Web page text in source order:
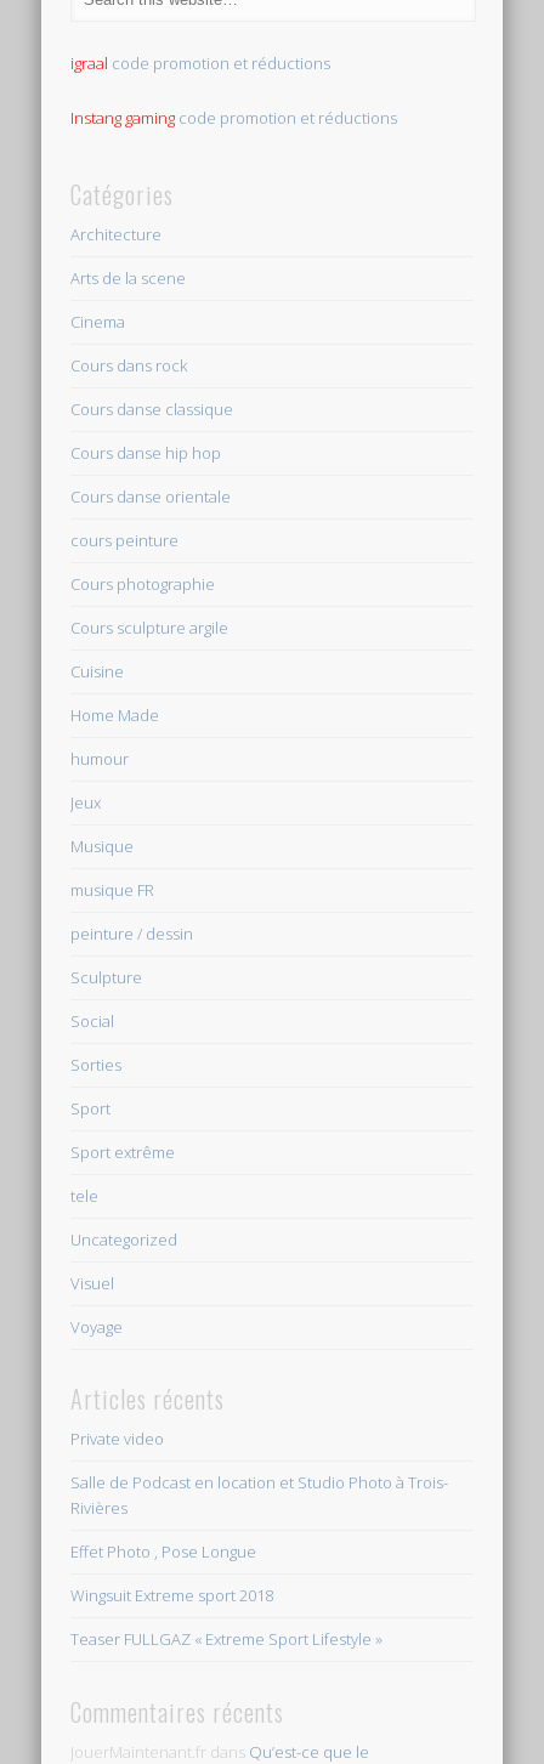
igraal code promotion et réductions
Instang gaming code promotion et réductions
Catégories
Architecture
Arts de la scene
Cinema
Cours dans rock
Cours danse classique
Cours danse hip hop
Cours danse orientale
cours peinture
Cours photographie
Cours sculpture argile
Cuisine
Home Made
humour
Jeux
Musique
musique FR
peinture / dessin
Sculpture
Social
Sorties
Sport
Sport extrême
tele
Uncategorized
Visuel
Voyage
Articles récents
Private video
Salle de Podcast en location et Studio Photo à Trois-
Rivières
Effet Photo , Pose Longue
Wingsuit Extreme sport 2018
Teaser FULLGAZ « Extreme Sport Lifestyle »
Commentaires récents
JouerMaintenant.fr dans Qu’est-ce que le